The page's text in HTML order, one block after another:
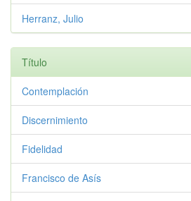
Herranz, Julio
Título
Contemplación
Discernimiento
Fidelidad
Francisco de Asís